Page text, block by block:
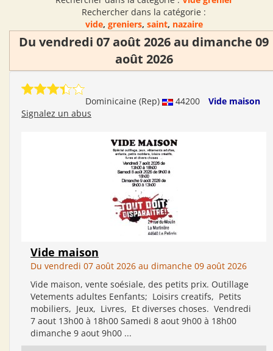
Rechercher dans la catégorie :
vide, greniers, saint, nazaire
Du vendredi 07 août 2026 au dimanche 09
août 2026
Dominicaine (Rep) 44200
Vide maison
Signalez un abus
Vide maison
Du vendredi 07 août 2026 au dimanche 09 août 2026
Vide maison, vente soésiale, des petits prix. Outillage
Vetements adultes Eenfants; Loisirs creatifs, Petits
mobiliers, Jeux, Livres, Et diverses choses. Vendredi
7 aout 13h00 à 18h00 Samedi 8 aout 9h00 à 18h00
dimanche 9 aout 9h00 ...